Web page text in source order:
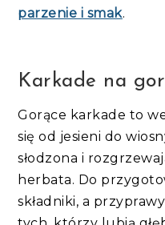
parzenie i smak.
Karkade na
Gorące karkade to
się od jesieni do
słodzona i
herbata. Do
składniki, a